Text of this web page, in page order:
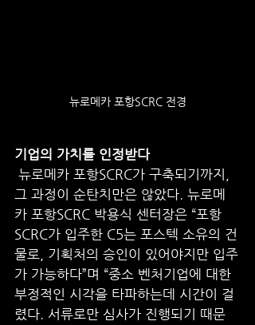
뉴로메카 포항SCRC 전경
기업의 가치를 인정받다
그 과정이 순탄치만은 않았다. 뉴로메
카 포항SCRC 박용식 센터장은 “포항
SCRC가 입주한 C5는 포스텍 소유의 건
물로, 기획처의 승인이 있어야지만 입주
가 가능하다”며 “중소 벤처기업에 대한
부정적인 시각을 타파하는데 시간이 걸
렸다. 서류로만 심사가 진행되기 때문